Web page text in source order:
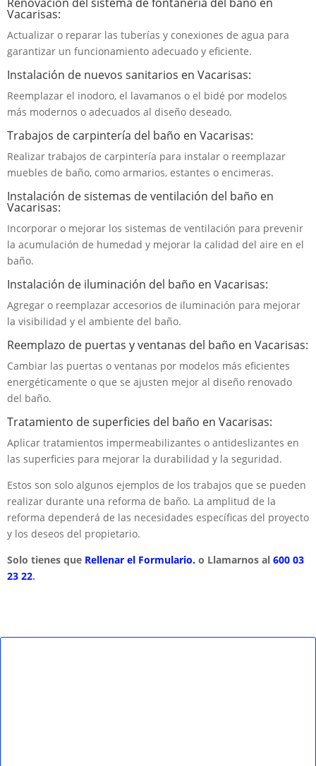
Vacarisas:
Actualizar o reparar las tuberías y conexiones de agua para
garantizar un funcionamiento adecuado y eficiente.
Instalación de nuevos sanitarios en Vacarisas:
Reemplazar el inodoro, el lavamanos o el bidé por modelos
más modernos o adecuados al diseño deseado.
Trabajos de carpintería del baño en Vacarisas:
Realizar trabajos de carpintería para instalar o reemplazar
muebles de baño, como armarios, estantes o encimeras.
Instalación de sistemas de ventilación del baño en
Vacarisas:
Incorporar o mejorar los sistemas de ventilación para prevenir
la acumulación de humedad y mejorar la calidad del aire en el
baño.
Instalación de iluminación del baño en Vacarisas:
Agregar o reemplazar accesorios de iluminación para mejorar
la visibilidad y el ambiente del baño.
Reemplazo de puertas y ventanas del baño en Vacarisas:
Cambiar las puertas o ventanas por modelos más eficientes
energéticamente o que se ajusten mejor al diseño renovado
del baño.
Tratamiento de superficies del baño en Vacarisas:
Aplicar tratamientos impermeabilizantes o antideslizantes en
las superficies para mejorar la durabilidad y la seguridad.
Estos son solo algunos ejemplos de los trabajos que se pueden
realizar durante una reforma de baño. La amplitud de la
reforma dependerá de las necesidades específicas del proyecto
y los deseos del propietario.
Solo tienes que Rellenar el Formulario. o Llamarnos al 600 03
23 22.